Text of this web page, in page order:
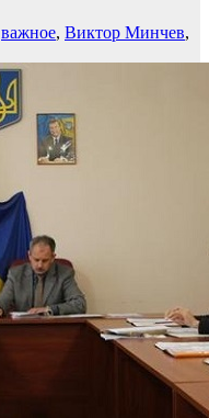
важное, Виктор Минчев,